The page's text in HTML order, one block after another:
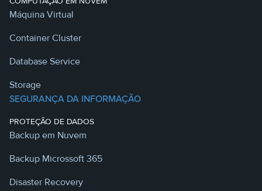
Máquina Virtual
Container Cluster
Database Service
Storage
SEGURANÇA DA INFORMAÇÃO
PROTEÇÃO DE DADOS
Backup em Nuvem
Backup Microssoft 365
Disaster Recovery